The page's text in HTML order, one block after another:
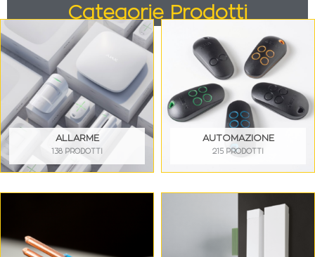
Categorie Prodotti
ALLARME
138 PRODOTTI
AUTOMAZIONE
215 PRODOTTI